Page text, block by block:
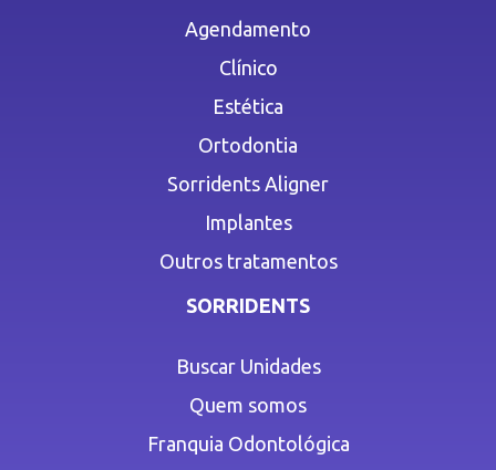
Agendamento
Clínico
Estética
Ortodontia
Sorridents Aligner
Implantes
Outros tratamentos
SORRIDENTS
Buscar Unidades
Quem somos
Franquia Odontológica